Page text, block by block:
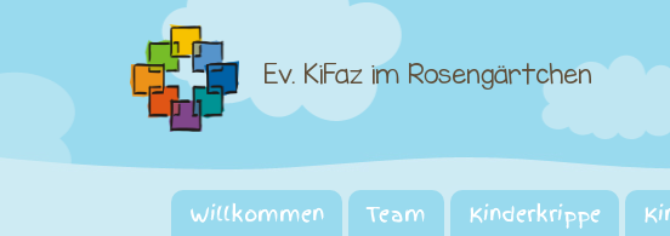
Ev. KiFaz im Rosengärtchen
Willkommen Team Kinderkrippe